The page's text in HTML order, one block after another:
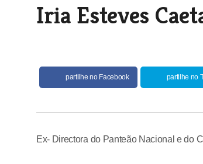
Iria Esteves
partilhe no Facebook partilhe no
Ex- Directora do Panteão Nacional e do